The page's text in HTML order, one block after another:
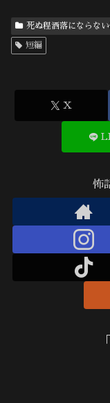
死ぬ程洒落にならな
短編
X
怖